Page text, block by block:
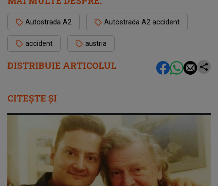
DISTRIBUIE ARTICOLUL
Autostrada A2 Autostrada A2 accident
accident austria
CITEȘTE ȘI